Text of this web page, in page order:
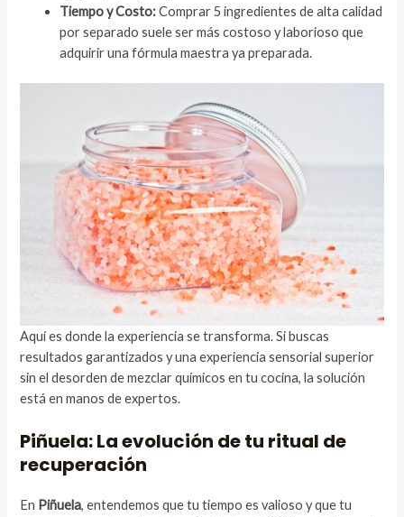
Tiempo y Costo:Comprar 5 ingredientes de alta calidad
por separado suele ser más costoso y laborioso que
adquirir una fórmula maestra ya preparada.
Aquí es donde la experiencia se transforma. Si buscas
resultados garantizados y una experiencia sensorial superior
sin el desorden de mezclar químicos en tu cocina, la solución
está en manos de expertos.
Piñuela: La evolución de tu ritual de
recuperación
En Piñuela, entendemos que tu tiempo es valioso y que tu